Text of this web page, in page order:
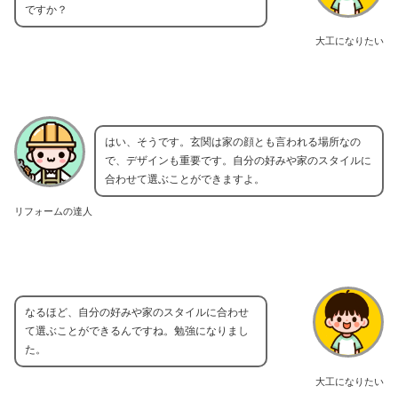
大工になりたい
ですか？
リフォームの達人
はい、そうです。玄関は家の顔とも言われる場所なの
で、デザインも重要です。自分の好みや家のスタイルに
合わせて選ぶことができますよ。
大工になりたい
なるほど、自分の好みや家のスタイルに合わせ
て選ぶことができるんですね。勉強になりまし
た。